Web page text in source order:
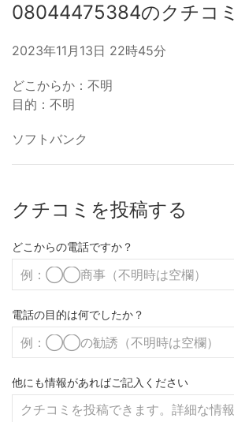
08044475384のクチコミ
2023年11月13日 22時45分
どこからか：不明
目的：不明
ソフトバンク
クチコミを投稿する
どこからの電話ですか？
電話の目的は何でしたか？
他にも情報があればご記入ください